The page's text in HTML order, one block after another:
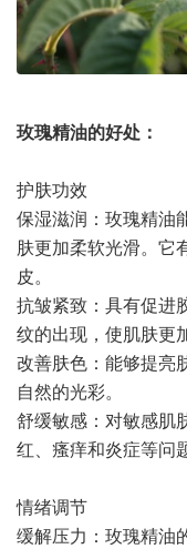
玫瑰精油的好处：
护肤功效
保湿滋润：玫瑰精油
肤更加柔软光滑。它
皮。
抗皱紧致：具有促进
纹的出现，使肌肤更
改善肤色：能够提亮
自然的光彩。
舒缓敏感：对敏感肌
红、瘙痒和炎症等问题
情绪调节
缓解压力：玫瑰精油